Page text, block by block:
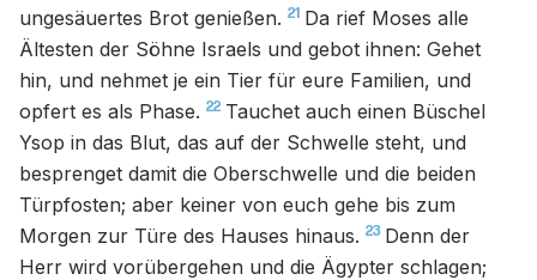
ungesäuertes Brot genießen. 21 Da rief Moses alle
Ältesten der Söhne Israels und gebot ihnen: Gehet
hin, und nehmet je ein Tier für eure Familien, und
opfert es als Phase. 22 Tauchet auch einen Büschel
Ysop in das Blut, das auf der Schwelle steht, und
besprenget damit die Oberschwelle und die beiden
Türpfosten; aber keiner von euch gehe bis zum
Morgen zur Türe des Hauses hinaus. 23 Denn der
Herr wird vorübergehen und die Ägypter schlagen;